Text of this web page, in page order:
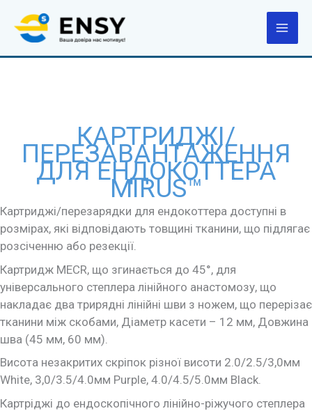
вмісту
КАРТРИДЖІ/
ПЕРЕЗАВАНТАЖЕННЯ
ДЛЯ ЕНДОКОТТЕРА
MIRUS™
Картриджі/перезарядки для ендокоттера доступні в
розмірах, які відповідають товщині тканини, що підлягає
розсіченню або резекції.
Картридж MECR, що згинається до 45°, для
універсального степлера лінійного анастомозу, що
накладає два трирядні лінійні шви з ножем, що перерізає
тканини між скобами, Діаметр касети – 12 мм, Довжина
шва (45 мм, 60 мм).
Висота незакритих скріпок різної висоти 2.0/2.5/3,0мм
White, 3,0/3.5/4.0мм Purple, 4.0/4.5/5.0мм Black.
Картріджі до ендоскопічного лінійно-ріжучого степлера